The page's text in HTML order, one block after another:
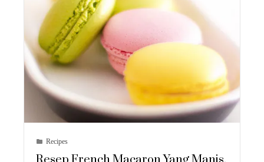
Recipes